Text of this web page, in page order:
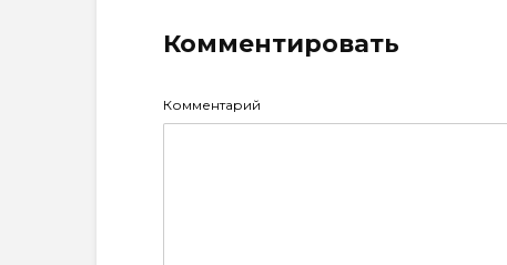
Комментировать
Комментарий